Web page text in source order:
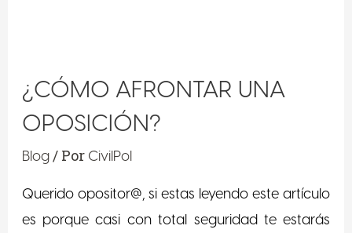
¿CÓMO AFRONTAR UNA
OPOSICIÓN?
Blog/ Por CivilPol
Querido opositor@, si estas leyendo este artículo
es porque casi con total seguridad te estarás